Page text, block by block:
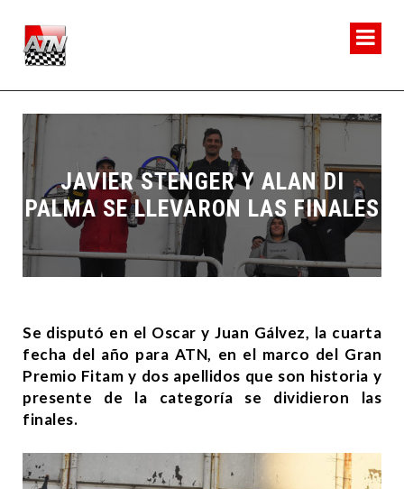
JAVIER STENGER Y ALAN DI
PALMA SE LLEVARON LAS FINALES
Se disputó en el Oscar y Juan Gálvez, la cuarta
fecha del año para ATN, en el marco del Gran
Premio Fitam y dos apellidos que son historia y
presente de la categoría se dividieron las
finales.